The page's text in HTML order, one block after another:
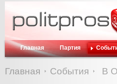
Главная Партия
Главная События В